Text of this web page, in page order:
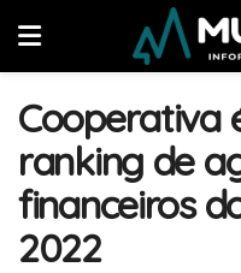
Cooperativa
ranking de
financeiros
2022